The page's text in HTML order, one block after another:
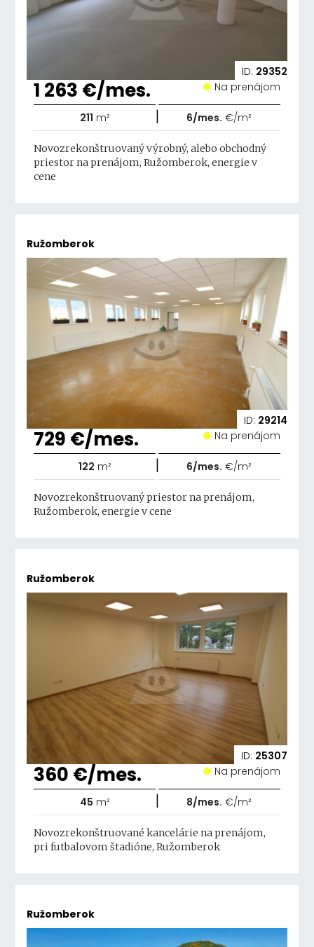
ID: 29352
1 263 €/mes. Na prenájom
211 m² | 6/mes. €/m²
Novozrekonštruovaný výrobný, alebo obchodný
priestor na prenájom, Ružomberok, energie v
cene
Ružomberok
ID: 29214
729 €/mes. Na prenájom
122 m² | 6/mes. €/m²
Novozrekonštruovaný priestor na prenájom,
Ružomberok, energie v cene
Ružomberok
ID: 25307
360 €/mes. Na prenájom
45 m² | 8/mes. €/m²
Novozrekonštruované kancelárie na prenájom,
pri futbalovom štadióne, Ružomberok
Ružomberok